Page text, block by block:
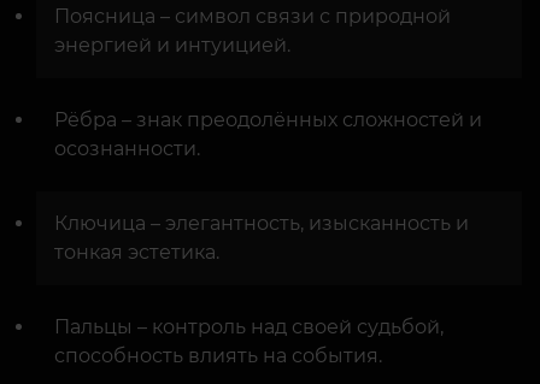
Поясница – символ связи с природной
энергией и интуицией.
Рёбра – знак преодолённых сложностей и
осознанности.
Ключица – элегантность, изысканность и
тонкая эстетика.
Пальцы – контроль над своей судьбой,
способность влиять на события.